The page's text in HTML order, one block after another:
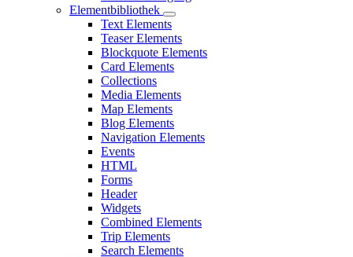
Elementbibliothek
Text Elements
Teaser Elements
Blockquote Elements
Card Elements
Collections
Media Elements
Map Elements
Blog Elements
Navigation Elements
Events
HTML
Forms
Header
Widgets
Combined Elements
Trip Elements
Search Elements